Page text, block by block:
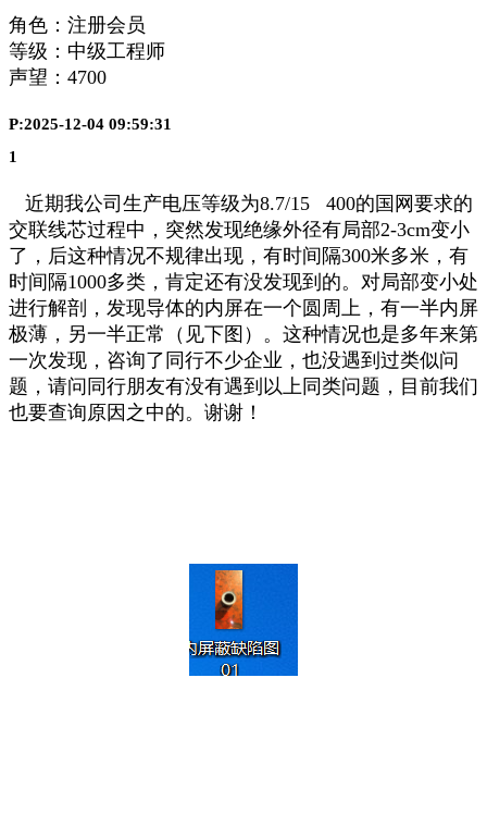
角色：注册会员
等级：中级工程师
声望： 4700
P:2025-12-04 09:59:31
1
近期我公司生产电压等级为8.7/15 400的国网要求的
交联线芯过程中，突然发现绝缘外径有局部2-3cm变小
了，后这种情况不规律出现，有时间隔300米多米，有
时间隔1000多类，肯定还有没发现到的。对局部变小处
进行解剖，发现导体的内屏在一个圆周上，有一半内屏
极薄，另一半正常（见下图）。这种情况也是多年来第
一次发现，咨询了同行不少企业，也没遇到过类似问
题，请问同行朋友有没有遇到以上同类问题，目前我们
也要查询原因之中的。谢谢！